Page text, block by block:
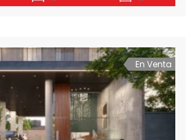
En Venta